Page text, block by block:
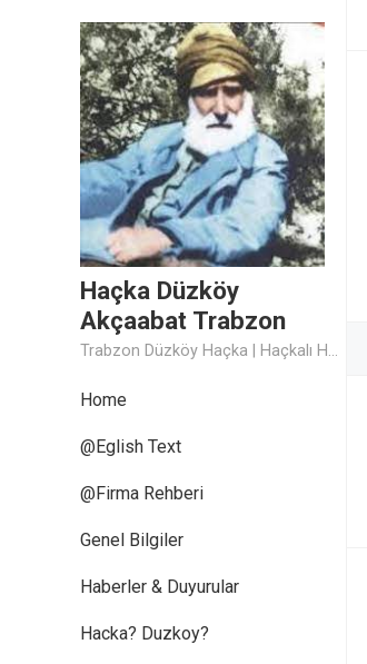
Haçka Düzköy
Akçaabat Trabzon
Trabzon Düzköy Haçka | Haçkalı Hoca Baba
Home
@Eglish Text
@Firma Rehberi
Genel Bilgiler
Haberler & Duyurular
Hacka? Duzkoy?